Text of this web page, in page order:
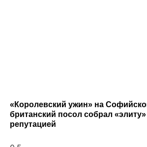
«Королевский ужин» на
британский посол собрал
репутацией